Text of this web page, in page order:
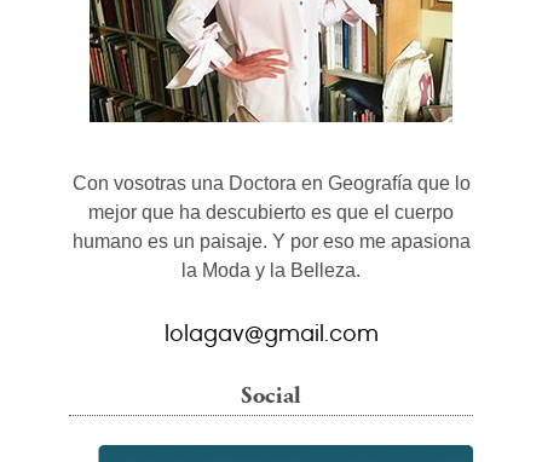
Con vosotras una Doctora en Geografía que lo
mejor que ha descubierto es que el cuerpo
humano es un paisaje. Y por eso me apasiona
la Moda y la Belleza.
lolagav@gmail.com
Social